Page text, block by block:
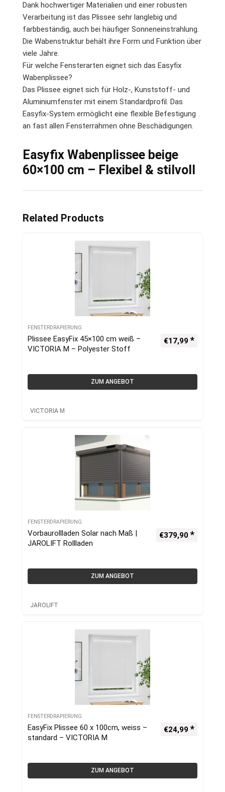
Dank hochwertiger Materialien und einer robusten
Verarbeitung ist das Plissee sehr langlebig und
farbbeständig, auch bei häufiger Sonneneinstrahlung.
Die Wabenstruktur behält ihre Form und Funktion über
viele Jahre.
Für welche Fensterarten eignet sich das Easyfix
Wabenplissee?
Das Plissee eignet sich für Holz-, Kunststoff- und
Aluminiumfenster mit einem Standardprofil. Das
Easyfix-System ermöglicht eine flexible Befestigung
an fast allen Fensterrahmen ohne Beschädigungen.
Easyfix Wabenplissee beige
60×100 cm – Flexibel & stilvoll
Related Products
FENSTERDRAPIERUNG
Plissee EasyFix 45×100 cm weiß –
VICTORIA M – Polyester Stoff
€17,99
ZUM ANGEBOT
VICTORIA M
FENSTERDRAPIERUNG
Vorbaurollladen Solar nach Maß |
JAROLIFT Rollladen
€379,90
ZUM ANGEBOT
JAROLIFT
FENSTERDRAPIERUNG
EasyFix Plissee 60 x 100cm, weiss –
standard – VICTORIA M
€24,99
ZUM ANGEBOT